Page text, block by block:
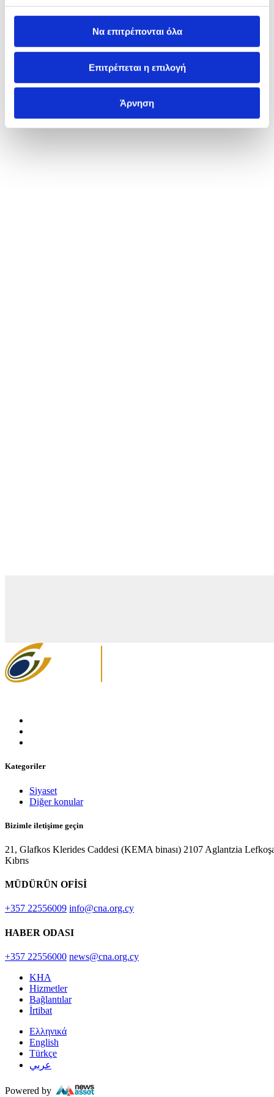
Να επιτρέπονται όλα
Επιτρέπεται η επιλογή
Άρνηση
Kategoriler
Siyaset
Diğer konular
Bizimle iletişime geçin
21, Glafkos Klerides Caddesi (KEMA binası) 2107 Aglantzia
Kıbrıs
MÜDÜRÜN OFİSİ
+357 22556009 info@cna.org.cy
HABER ODASI
+357 22556000 news@cna.org.cy
KHA
Hizmetler
Bağlantılar
İrtibat
Ελληνικά
English
Türkçe
عربي
Powered by